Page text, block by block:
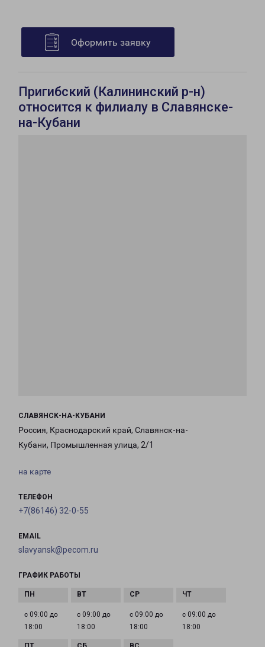
Оформить заявку
Пригибский (Калининский р-н)
относится к филиалу в Славянске-
на-Кубани
СЛАВЯНСК-НА-КУБАНИ
Россия, Краснодарский край, Славянск-на-
Кубани, Промышленная улица, 2/1
на карте
ТЕЛЕФОН
+7(86146) 32-0-55
EMAIL
slavyansk@pecom.ru
ГРАФИК РАБОТЫ
с 09:00 до
18:00
с 09:00 до
18:00
с 09:00 до
18:00
с 09:00 до
18:00